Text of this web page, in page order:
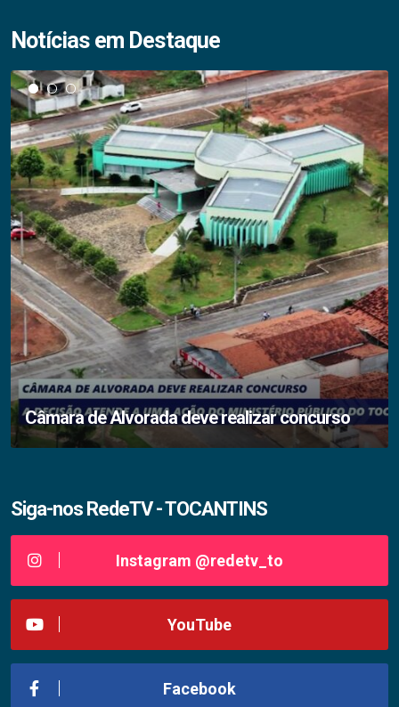
Notícias em Destaque
Câmara de Alvorada deve realizar concurso
Siga-nos RedeTV - TOCANTINS
Instagram @redetv_to
YouTube
Facebook